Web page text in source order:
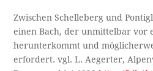
Zwischen Schelleberg und
einen Bach, der unmittelbar vor
herunterkommt und
erfordert. vgl. L. Aegerter,